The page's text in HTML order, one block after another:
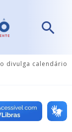
divulga calendário